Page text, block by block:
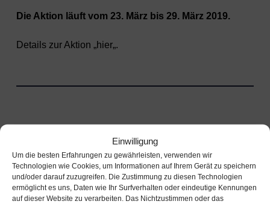
Einwilligung
Um die besten Erfahrungen zu gewährleisten, verwenden wir
Technologien wie Cookies, um Informationen auf Ihrem Gerät zu speichern
und/oder darauf zuzugreifen. Die Zustimmung zu diesen Technologien
ermöglicht es uns, Daten wie Ihr Surfverhalten oder eindeutige Kennungen
auf dieser Website zu verarbeiten. Das Nichtzustimmen oder das
Die Aktion läuft vom 23. März bis 29. März 2019.
Details zur Aktion „hier„.